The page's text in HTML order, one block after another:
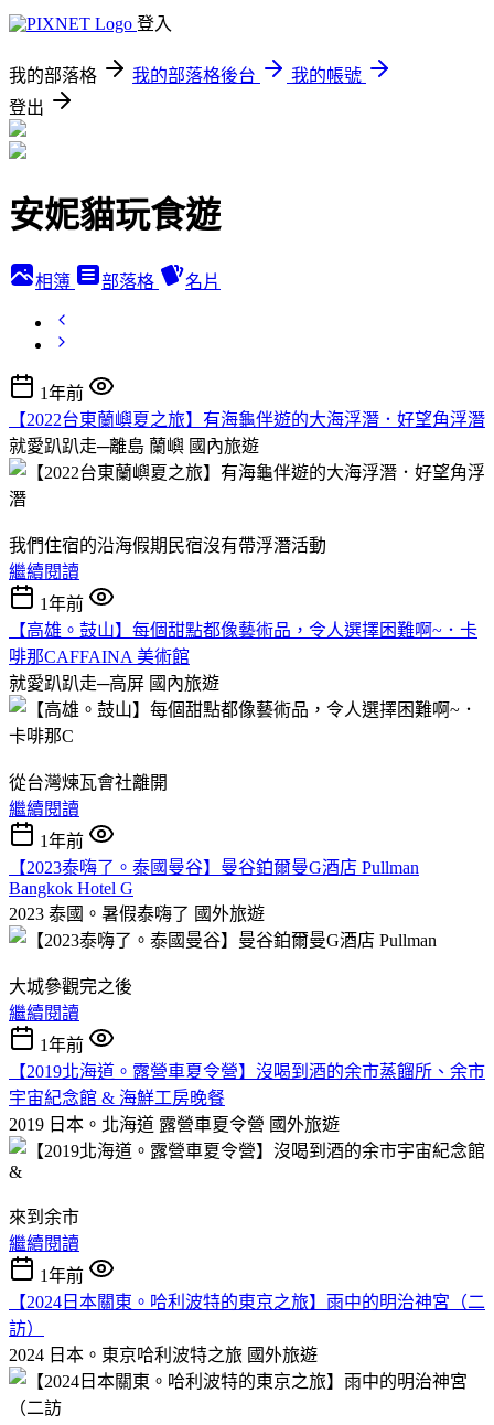
登入
我的部落格 我的部落格後台
我的帳號
登出
安妮貓玩食遊
相簿 部落格 名片
1年前
【2022台東蘭嶼夏之旅】有海龜伴遊的大海浮潛．好望角浮潛
就愛趴趴走─離島 蘭嶼 國內旅遊
我們住宿的沿海假期民宿沒有帶浮潛活動
繼續閱讀
1年前
【高雄。鼓山】每個甜點都像藝術品，令人選擇困難啊~．卡
啡那CAFFAINA 美術館
就愛趴趴走─高屏 國內旅遊
從台灣煉瓦會社離開
繼續閱讀
1年前
【2023泰嗨了。泰國曼谷】曼谷鉑爾曼G酒店 Pullman
Bangkok Hotel G
2023 泰國。暑假泰嗨了 國外旅遊
大城參觀完之後
繼續閱讀
1年前
【2019北海道。露營車夏令營】沒喝到酒的余市蒸餾所、余市
宇宙紀念館 & 海鮮工房晚餐
2019 日本。北海道 露營車夏令營 國外旅遊
來到余市
繼續閱讀
1年前
【2024日本關東。哈利波特的東京之旅】雨中的明治神宮（二
訪）
2024 日本。東京哈利波特之旅 國外旅遊